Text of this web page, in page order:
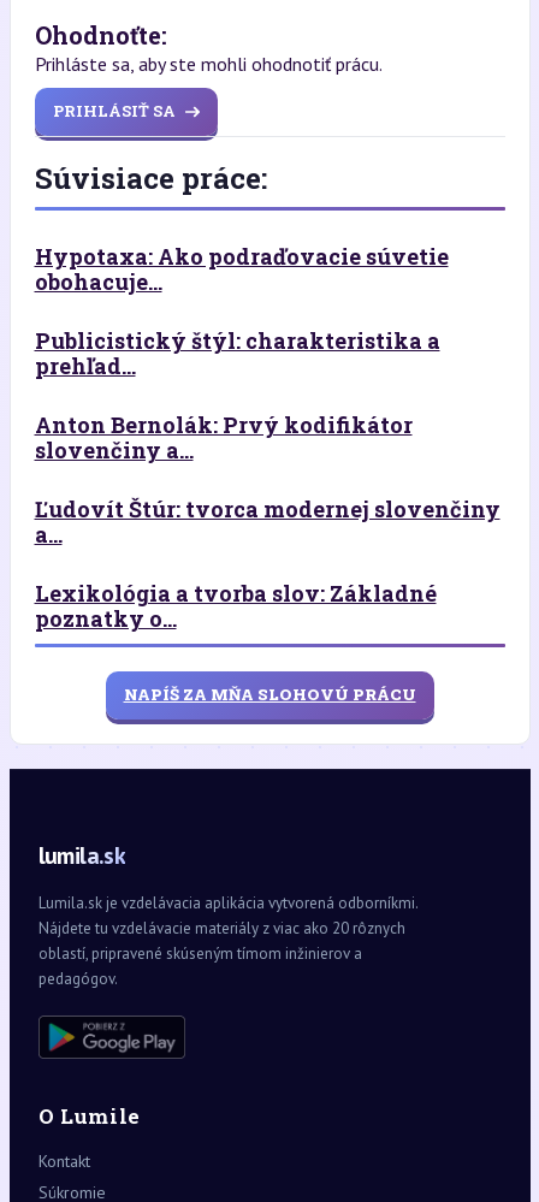
Ohodnoťte:
Prihláste sa, aby ste mohli ohodnotiť prácu.
PRIHLÁSIŤ SA
Súvisiace práce:
Hypotaxa: Ako podraďovacie súvetie
obohacuje...
Publicistický štýl: charakteristika a
prehľad...
Anton Bernolák: Prvý kodifikátor
slovenčiny a...
Ľudovít Štúr: tvorca modernej slovenčiny
a...
Lexikológia a tvorba slov: Základné
poznatky o...
NAPÍŠ ZA MŇA SLOHOVÚ PRÁCU
lumila.sk
Lumila.sk je vzdelávacia aplikácia vytvorená odborníkmi.
Nájdete tu vzdelávacie materiály z viac ako 20 rôznych
oblastí, pripravené skúseným tímom inžinierov a
pedagógov.
O Lumile
Kontakt
Súkromie